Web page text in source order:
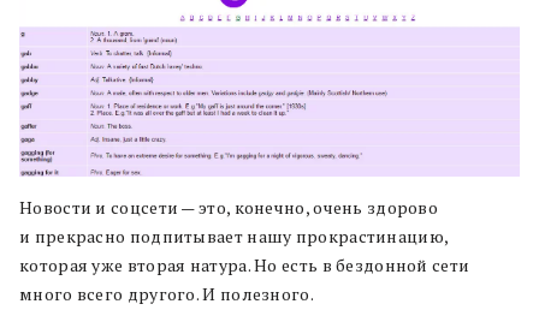
Новости и соцсети — это, конечно, очень здорово
и прекрасно подпитывает нашу прокрастинацию,
которая уже вторая натура. Но есть в бездонной сети
много всего другого. И полезного.